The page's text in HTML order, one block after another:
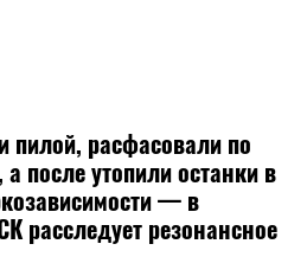
пилой, расфасовали по
после утопили останки в
— в
расследует резонансное